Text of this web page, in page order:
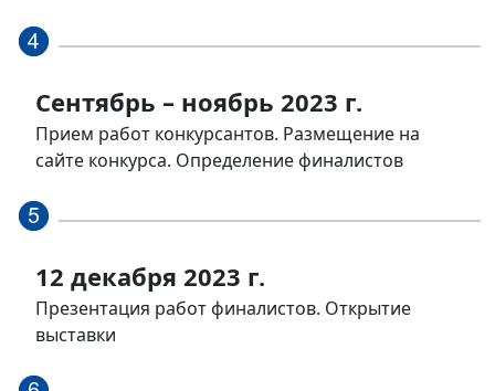
Сентябрь – ноябрь 2023 г.
Прием работ конкурсантов. Размещение на
сайте конкурса. Определение финалистов
12 декабря 2023 г.
Презентация работ финалистов. Открытие
выставки